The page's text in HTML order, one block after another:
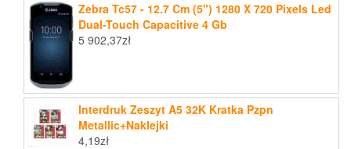
Zebra Tc57 - 12.7 Cm (5") 1280 X 720 Pixels Led
Dual-Touch Capacitive 4 Gb
5 902,37zł
Interdruk Zeszyt A5 32K Kratka Pzpn
Metallic+Naklejki
4,19zł